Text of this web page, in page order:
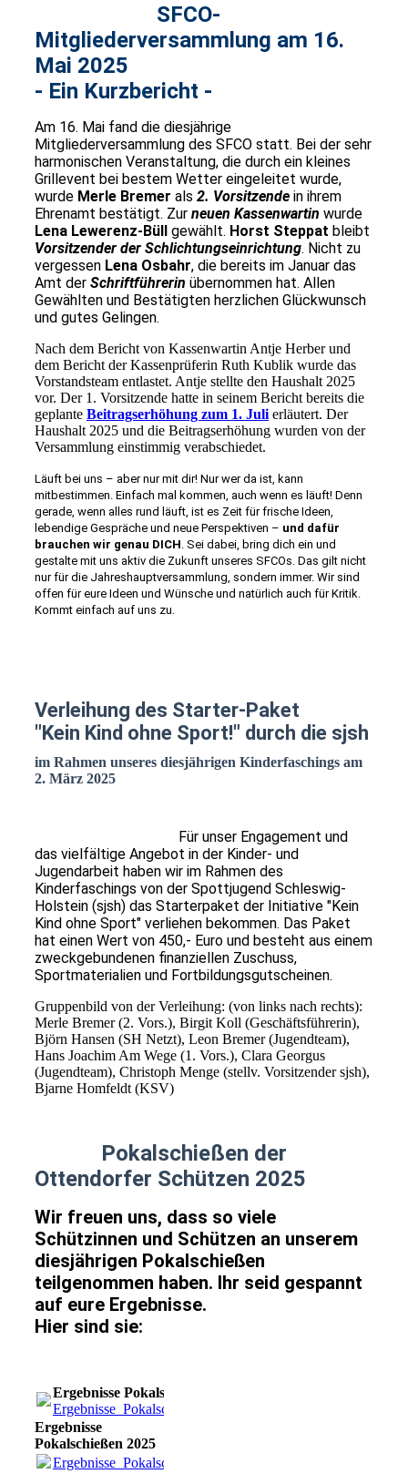
SFCO-
Mitgliederversammlung am 16.
Mai 2025
- Ein Kurzbericht -
Am 16. Mai fand die diesjährige
Mitgliederversammlung des SFCO statt. Bei der sehr
harmonischen Veranstaltung, die durch ein kleines
Grillevent bei bestem Wetter eingeleitet wurde,
wurde Merle Bremer als 2. Vorsitzendein ihrem
Ehrenamt bestätigt. Zur neuen Kassenwartin wurde
Lena Lewerenz-Büllgewählt. Horst Steppat bleibt
Vorsitzender der Schlichtungseinrichtung. Nicht zu
vergessen Lena Osbahr, die bereits im Januar das
Amt der Schriftführerin übernommen hat. Allen
Gewählten und Bestätigten herzlichen Glückwunsch
und gutes Gelingen.
Nach dem Bericht von Kassenwartin Antje Herber und
dem Bericht der Kassenprüferin Ruth Kublik wurde das
Vorstandsteam entlastet. Antje stellte den Haushalt 2025
vor. Der 1. Vorsitzende hatte in seinem Bericht bereits die
geplante Beitragserhöhung zum 1. Julierläutert. Der
Haushalt 2025 und die Beitragserhöhung wurden von der
Versammlung einstimmig verabschiedet.
L äuft bei uns – aber nur mit dir! Nur wer da ist, kann
mitbestimmen. Einfach mal kommen, auch wenn es läuft! Denn
gerade, wenn alles rund läuft, ist es Zeit für frische Ideen,
lebendige Gespräche und neue Perspektiven – und dafür
brauchen wir genau DICH . Sei dabei, bring dich ein und
gestalte mit uns aktiv die Zukunft unseres SFCOs. Das gilt nicht
nur für die Jahreshauptversammlung, sondern immer. Wir sind
offen für eure Ideen und Wünsche und natürlich auch für Kritik.
Kommt einfach auf uns zu.
Verleihung des Starter-Paket
"Kein Kind ohne Sport!" durch die sjsh
im Rahmen unseres diesjährigen Kinderfaschings am
2. März 2025
Für unser Engagement und
das vielfältige Angebot in der Kinder- und
Jugendarbeit haben wir im Rahmen des
Kinderfaschings von der Spottjugend Schleswig-
Holstein (sjsh) das Starterpaket der Initiative "Kein
Kind ohne Sport" verliehen bekommen. Das Paket
hat einen Wert von 450,- Euro und besteht aus einem
zweckgebundenen finanziellen Zuschuss,
Sportmaterialien und Fortbildungsgutscheinen.
Gruppenbild von der Verleihung: (von links nach rechts):
Merle Bremer (2. Vors.), Birgit Koll (Geschäftsführerin),
Björn Hansen (SH Netzt), Leon Bremer (Jugendteam),
Hans Joachim Am Wege (1. Vors.), Clara Georgus
(Jugendteam), Christoph Menge (stellv. Vorsitzender sjsh),
Bjarne Homfeldt (KSV)
Pokalschießen der
Ottendorfer Schützen 2025
Wir freuen uns, dass so viele
Schützinnen und Schützen an unserem
diesjährigen Pokalschießen
teilgenommen haben. Ihr seid gespannt
auf eure Ergebnisse.
Hier sind sie:
Ergebnisse Pokalschießen 2025
Ergebnisse
Pokalschießen 2025